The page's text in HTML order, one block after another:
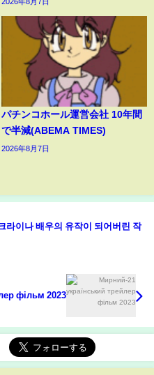
2026年8月7日
パチンコホール運営会社 10年間
で半減(ABEMA TIMES)
2026年8月7日
라이나 배우의 유작이 되어버린 작
фільм 2023